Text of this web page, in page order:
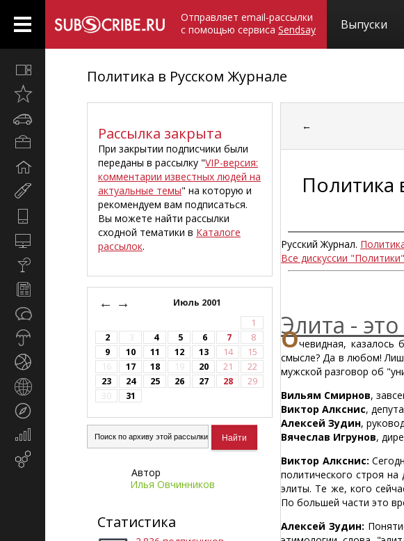
Отправляет email-рассылки
с помощью сервиса Sendsay Выпуски
недавно
Компьютеры
Новости
Экономика
Политика в Русском Журнале
Рассылка закрыта
При закрытии подписчики были
переданы в рассылку "VIP-версия:
комментарии известных людей на
актуальные темы" на которую и
рекомендуем вам подписаться.
Вы можете найти рассылки
сходной тематики в Каталоге
рассылок.
← Июль 2001
→
1
2
3 4 5 6 7
8
9
10 11 12 13 14
15
16
17 18 19 20 21
22
23
24 25 26 27 28
29
30
31
Автор
Илья Овчинников
Статистика
←
Политика
Русский Журнал.
Все дискуссии "Политики"
Элита -
Очевидная,
смысле? Да в любом!
мужской разговор об
Вильям Смирнов,
Виктор Алкснис,
Алексей Зудин,
Вячеслав Игрунов,
Виктор Алкснис:
политического строя
элиты. Те же, кого
По большей части это
Алексей Зудин: